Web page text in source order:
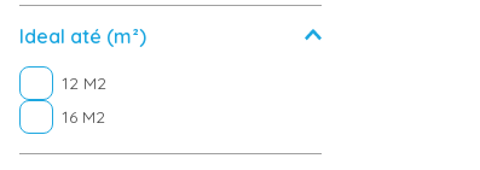
Ideal até (m²)
12 M2
16 M2